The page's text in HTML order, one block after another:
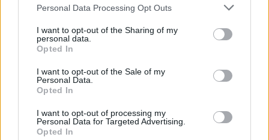
Please note that this website/app uses one or more Google
not limited to your visit or usage behaviour. You may click to
grant or deny consent to Google and its third-party tags to
use your data for below specified purposes in below Google
consent section.
Personal Data Processing Opt Outs
I want to opt-out of the Sharing of my
personal data.
Opted In
I want to opt-out of the Sale of my
Personal Data.
Opted In
I want to opt-out of processing my
Personal Data for Targeted Advertising.
Opted In
Continua a leggere